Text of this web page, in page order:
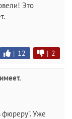
Это
| 12 | 2
фюреру". Уже